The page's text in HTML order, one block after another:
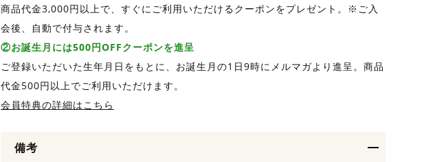
商品代金3,000円以上で、すぐにご利用いただけるクーポンをプレゼント。※ご入
会後、自動で付与されます。
②お誕生月には500円OFFクーポンを進呈
ご登録いただいた生年月日をもとに、お誕生月の1日9時にメルマガより進呈。商品
代金500円以上でご利用いただけます。
会員特典の詳細はこちら
備考